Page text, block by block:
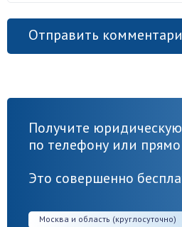
Получите
по телефону или прямо
Это совершенно
Москва и область (круглосуточно)